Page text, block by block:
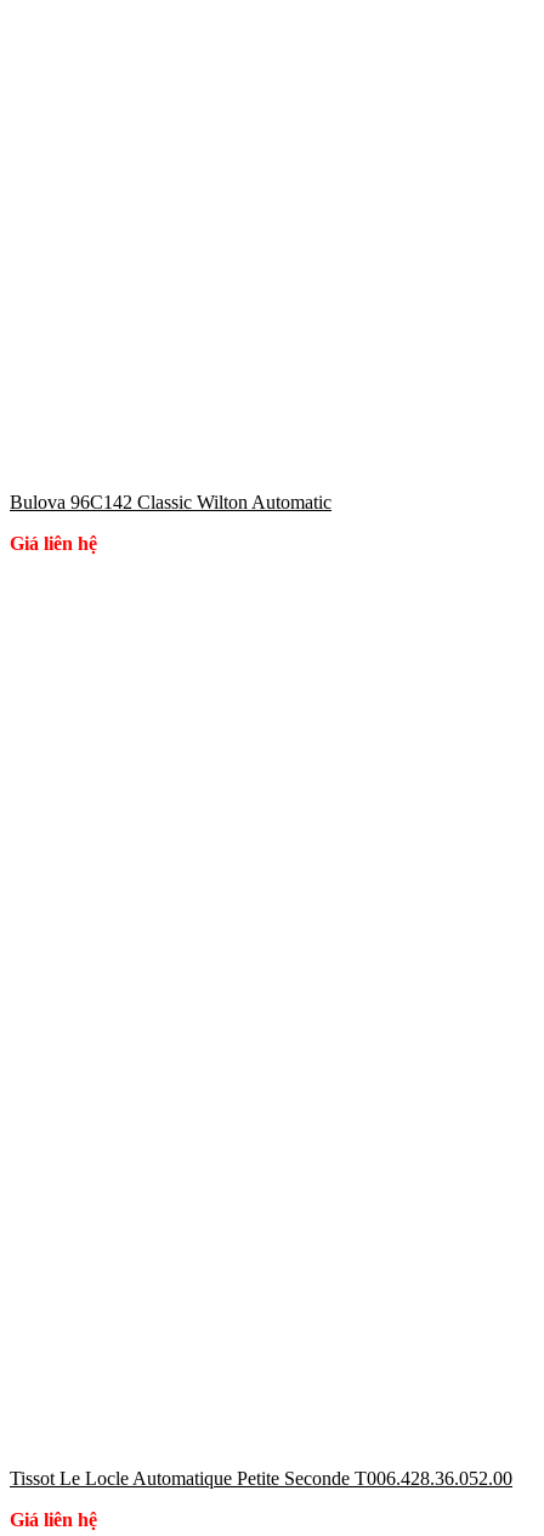
Bulova 96C142 Classic Wilton Automatic
Giá liên hệ
Tissot Le Locle Automatique Petite Seconde T006.428.36.052.00
Giá liên hệ